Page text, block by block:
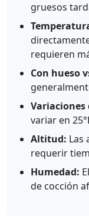
gruesos
requieren
Con hueso
Variaciones
variar en
Altitud: Las
requerir
Humedad:
de cocción